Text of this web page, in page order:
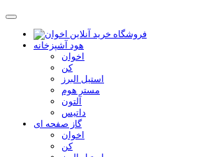
هود آشپزخانه
اخوان
کن
استیل البرز
مستر هوم
آلتون
داتیس
گاز صفحه ای
اخوان
کن